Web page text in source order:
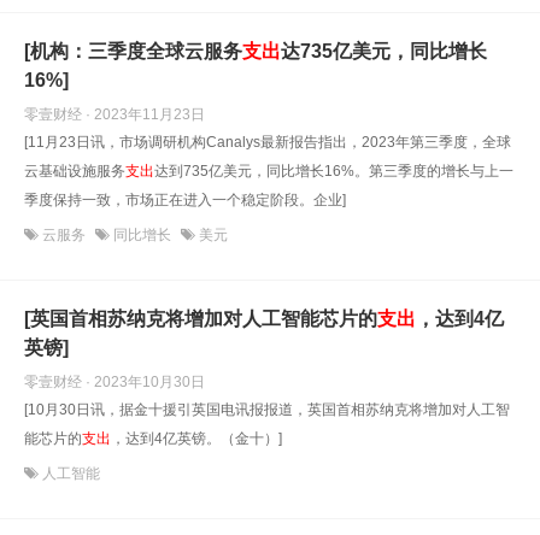
[机构：三季度全球云服务支出达735亿美元，同比增长
16%]
零壹财经 · 2023年11月23日
[11月23日讯，市场调研机构Canalys最新报告指出，2023年第三季度，全球
云基础设施服务支出达到735亿美元，同比增长16%。第三季度的增长与上一
季度保持一致，市场正在进入一个稳定阶段。企业]
云服务 同比增长 美元
[英国首相苏纳克将增加对人工智能芯片的支出 ，达到4亿
英镑]
零壹财经 · 2023年10月30日
[10月30日讯，据金十援引英国电讯报报道，英国首相苏纳克将增加对人工智
能芯片的支出 ，达到4亿英镑。（金十）]
人工智能